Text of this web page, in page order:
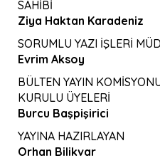
SAHİBİ
Ziya Haktan Karadeniz
SORUMLU YAZI İŞLERİ
Evrim Aksoy
BÜLTEN YAYIN
KURULU ÜYELERİ
Burcu Başpişirici
YAYINA HAZIRLAYAN
Orhan Bilikvar